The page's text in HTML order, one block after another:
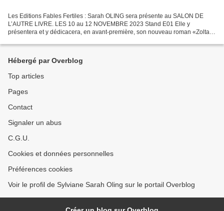
Les Editions Fables Fertiles : Sarah OLING sera présente au SALON DE
L’AUTRE LIVRE. LES 10 au 12 NOVEMBRE 2023 Stand E01 Elle y
présentera et y dédicacera, en avant-première, son nouveau roman «Zoltan
Hébergé par Overblog
Top articles
Pages
Contact
Signaler un abus
C.G.U.
Cookies et données personnelles
Préférences cookies
Voir le profil de Sylviane Sarah Oling sur le portail Overblog